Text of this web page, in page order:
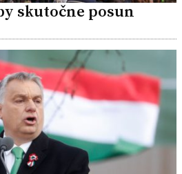
skutočne posun